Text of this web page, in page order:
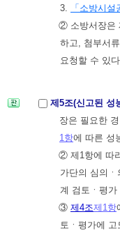
3.
「소방시
② 소방서장은
하고, 첨부서
요청할 수 있
제5조(신고된 성
장은 필요한
1항에 따른 성
② 제1항에 따
가단의 심의
계 검토ㆍ평
③ 제4조제1항
토ㆍ평가에